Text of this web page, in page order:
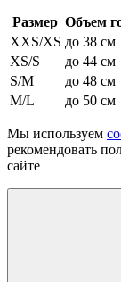
Размер Объем
XXS/XS до 38 см
XS/S
до 44 см
S/M
до 48 см
M/L
до 50 см
Мы используем
рекомендовать
сайте